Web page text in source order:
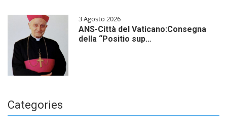
3 Agosto 2026
ANS-Città del Vaticano:Consegna
della “Positio sup…
Categories